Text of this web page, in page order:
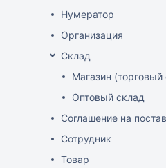
Нумератор
Организация
Склад
Магазин (торговый
Оптовый склад
Соглашение на
Сотрудник
Товар